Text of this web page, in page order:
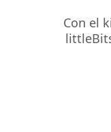
Con el